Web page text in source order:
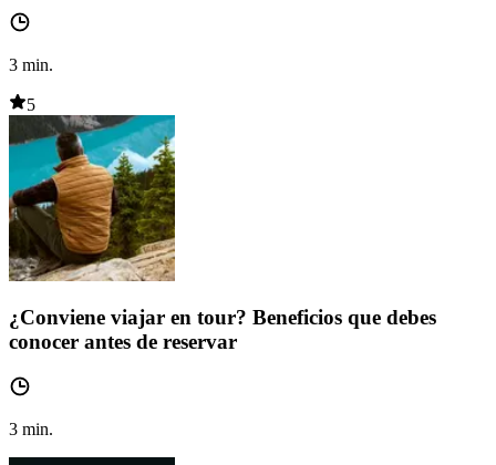
3 min.
5
¿Conviene viajar en tour? Beneficios que debes
conocer antes de reservar
3 min.